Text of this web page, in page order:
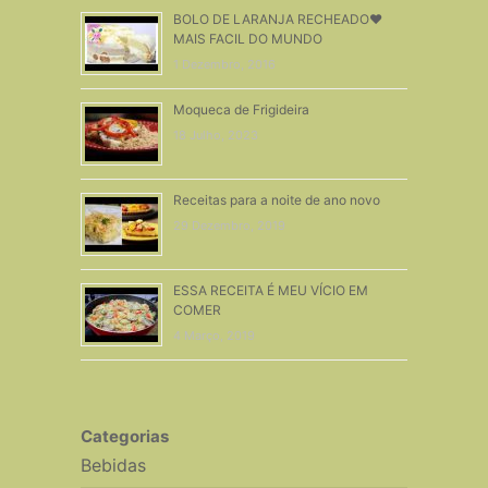
BOLO DE LARANJA RECHEADO❤
MAIS FACIL DO MUNDO
1 Dezembro, 2016
Moqueca de Frigideira
18 Julho, 2023
Receitas para a noite de ano novo
29 Dezembro, 2019
ESSA RECEITA É MEU VÍCIO EM
COMER
4 Março, 2019
Categorias
Bebidas